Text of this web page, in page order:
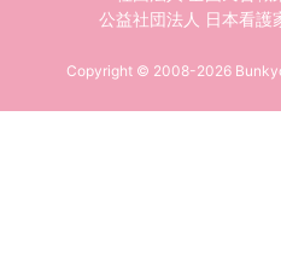
公益社団法人 日本看護
Copyright © 2008-2026